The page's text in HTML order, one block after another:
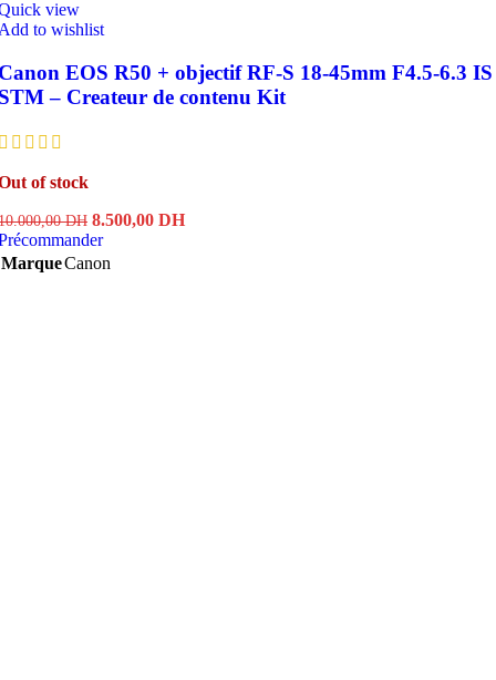
view
to wishlist
EOS R50 + objectif RF-S 18-45mm F4.5-6.3 IS
– Createur de contenu Kit
of stock
DH Le
prix
initial
8.500,00 DHLe
MarqueCanon